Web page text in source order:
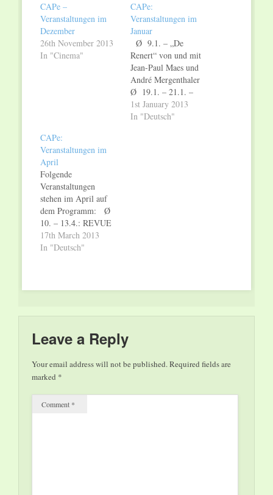
CAPe –
Veranstaltungen im
Dezember
26th November 2013
In "Cinema"
CAPe:
Veranstaltungen im
Januar
Ø 9.1. – „De
Renert“ von und mit
Jean-Paul Maes und
André Mergenthaler
Ø 19.1. – 21.1. –
„De klenge Gnom“ –
KREATION –
1st January 2013
In "Deutsch"
CAPe:
Veranstaltungen im
April
Folgende
Veranstaltungen
stehen im April auf
dem Programm: Ø
10. – 13.4.: REVUE
2013: „Gegeeschters“,
das neue Programm
Marmann (Dauer der
Ausstellung : von 17.
Ø 16.4.:…
17th March 2013
In "Deutsch"
Leave a Reply
Your email address will not be published.Required fields are
marked *
Comment *